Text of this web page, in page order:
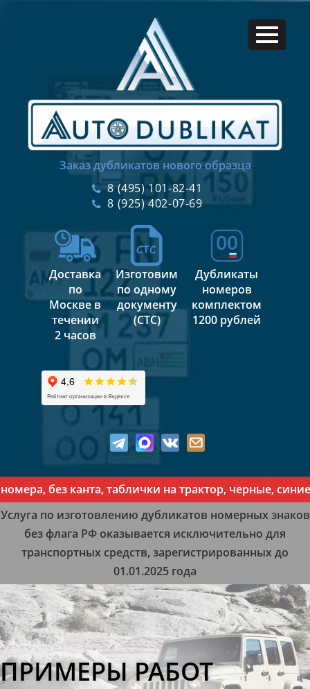
Заказ дубликатов нового образца
8 (495) 101-82-41
8 (925) 402-07-69
Доставка
по
Москве в
течении
2 часов
Изготовим
по одному
документу
(СТС)
Дубликаты
номеров
комплектом
1200 рублей
без канта, таблички на трактор, черные,
Услуга по изготовлению дубликатов номерных знаков
без флага РФ оказывается исключительно для
транспортных средств, зарегистрированных до
01.01.2025 года
ПРИМЕРЫ РАБОТ